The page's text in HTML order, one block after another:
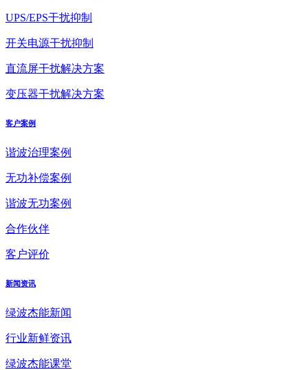
UPS/EPS干扰抑制
开关电源干扰抑制
直流屏干扰解决方案
变压器干扰解决方案
客户案例
谐波治理案例
无功补偿案例
谐波无功案例
合作伙伴
客户评价
新闻资讯
绿波杰能新闻
行业新鲜资讯
绿波杰能课堂